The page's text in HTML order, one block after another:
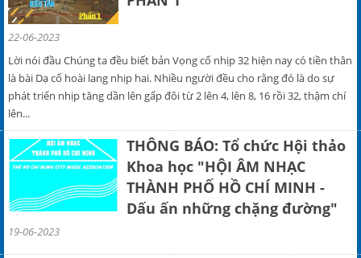
22-06-2023
Lời nói đầu Chúng ta đều biết bản Vọng cổ nhịp 32 hiện nay có tiền thân
là bài Dạ cổ hoài lang nhịp hai. Nhiều người đều cho rằng đó là do sự
phát triển nhịp tăng dần lên gấp đôi từ 2 lên 4, lên 8, 16 rồi 32, thậm chí
lên...
THÔNG BÁO: Tổ chức Hội thảo
Khoa học "HỘI ÂM NHẠC
THÀNH PHỐ HỒ CHÍ MINH -
Dấu ấn những chặng đường"
19-06-2023